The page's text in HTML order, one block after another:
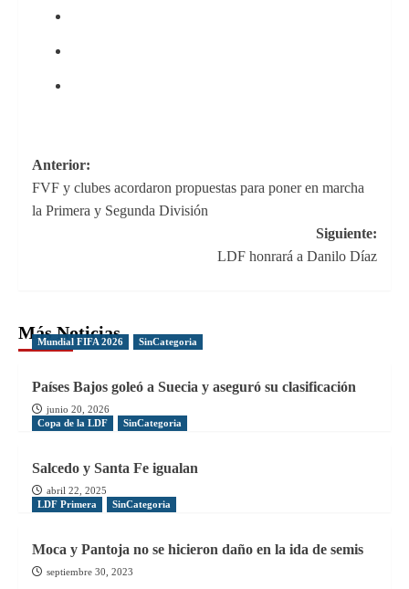
Navegación
de
entradas
Anterior:
FVF y clubes acordaron propuestas para poner en marcha
la Primera y Segunda División
Siguiente:
LDF honrará a Danilo Díaz
Más Noticias
Mundial FIFA 2026 SinCategoria
Países Bajos goleó a Suecia y aseguró su clasificación
junio 20, 2026
Copa de la LDF
SinCategoria
Salcedo y Santa Fe igualan
abril 22, 2025
LDF Primera
SinCategoria
Moca y Pantoja no se hicieron daño en la ida de semis
septiembre 30, 2023